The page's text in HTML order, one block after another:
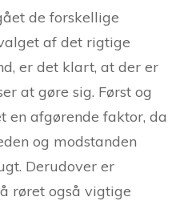
de forskellige
af det rigtige
er det klart, at der er
at gøre sig. Først og
en afgørende faktor, da
og modstanden
Derudover er
røret også vigtige